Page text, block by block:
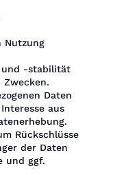
Nutzung
und -stabilität
Daten
aus
Rückschlüsse
der Daten
und ggf.